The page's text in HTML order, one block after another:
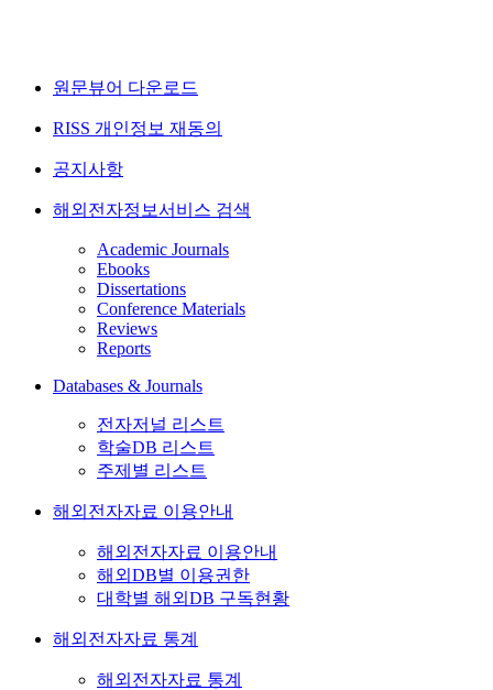
원문뷰어 다운로드
RISS 개인정보 재동의
공지사항
해외전자정보서비스 검색
Academic Journals
Ebooks
Dissertations
Conference Materials
Reviews
Reports
Databases & Journals
전자저널 리스트
학술DB 리스트
주제별 리스트
해외전자자료 이용안내
해외전자자료 이용안내
해외DB별 이용권한
대학별 해외DB 구독현황
해외전자자료 통계
해외전자자료 통계